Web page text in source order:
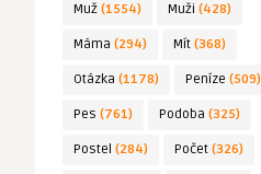
Muž (1554) Muži (428)
Máma (294) Mít (368)
Otázka (1178) Peníze (509)
Pes (761) Podoba (325)
Postel (284) Počet (326)